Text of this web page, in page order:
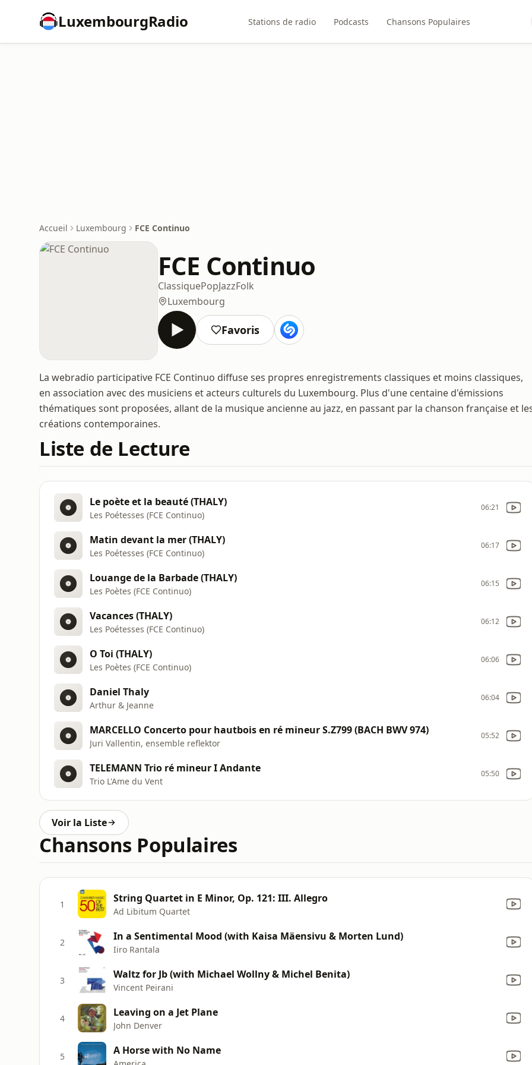
LuxembourgRadio Stations de radio Podcasts Chansons Populaires
Accueil Luxembourg FCE Continuo
FCE Continuo
ClassiquePopJazzFolk
Luxembourg
Favoris
La webradio participative FCE Continuo diffuse ses propres enregistrements classiques et moins classiques,
en association avec des musiciens et acteurs culturels du Luxembourg. Plus d'une centaine d'émissions
thématiques sont proposées, allant de la musique ancienne au jazz, en passant par la chanson française et
créations contemporaines.
Liste de Lecture
Le poète et la beauté (THALY)
Les Poétesses (FCE Continuo)
06:21
Matin devant la mer (THALY)
Les Poétesses (FCE Continuo)
06:17
Louange de la Barbade (THALY)
Les Poètes (FCE Continuo)
06:15
Vacances (THALY)
Les Poétesses (FCE Continuo)
06:12
O Toi (THALY)
Les Poètes (FCE Continuo)
06:06
Daniel Thaly
Arthur & Jeanne
06:04
MARCELLO Concerto pour hautbois en ré mineur S.Z799 (BACH BWV 974)
Juri Vallentin, ensemble reflektor
05:52
TELEMANN Trio ré mineur I Andante
Trio L'Ame du Vent
05:50
Voir la Liste
Chansons Populaires
1 String Quartet in E Minor, Op. 121: III. Allegro
Ad Libitum Quartet
2 In a Sentimental Mood (with Kaisa Mäensivu & Morten Lund)
Iiro Rantala
3 Waltz for Jb (with Michael Wollny & Michel Benita)
Vincent Peirani
4 Leaving on a Jet Plane
John Denver
5 A Horse with No Name